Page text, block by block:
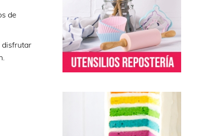
de
disfrutar